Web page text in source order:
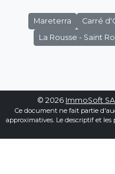
Mareterra Carré
La Rousse - Saint
© 2026 ImmoSoft
Ce document ne fait partie
approximatives. Le descriptif et